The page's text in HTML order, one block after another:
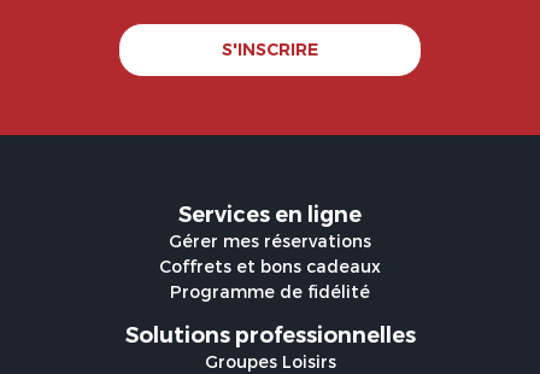
S'INSCRIRE
Services en ligne
Gérer mes réservations
Coffrets et bons cadeaux
Programme de fidélité
Solutions professionnelles
Groupes Loisirs